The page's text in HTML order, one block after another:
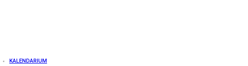
KALENDARIUM